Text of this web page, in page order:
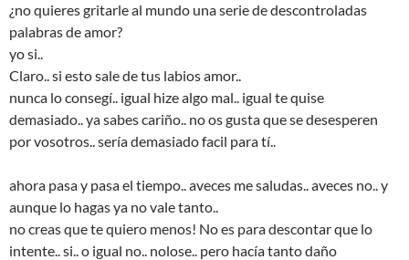
¿no quieres gritarle al mundo una serie de descontroladas
palabras de amor?
yo si..
Claro.. si esto sale de tus labios amor..
nunca lo consegí.. igual hize algo mal.. igual te quise
demasiado.. ya sabes cariño.. no os gusta que se desesperen
por vosotros.. sería demasiado facil para tí..
ahora pasa y pasa el tiempo.. aveces me saludas.. aveces no.. y
aunque lo hagas ya no vale tanto..
no creas que te quiero menos! No es para descontar que lo
intente.. si.. o igual no.. nolose.. pero hacía tanto daño